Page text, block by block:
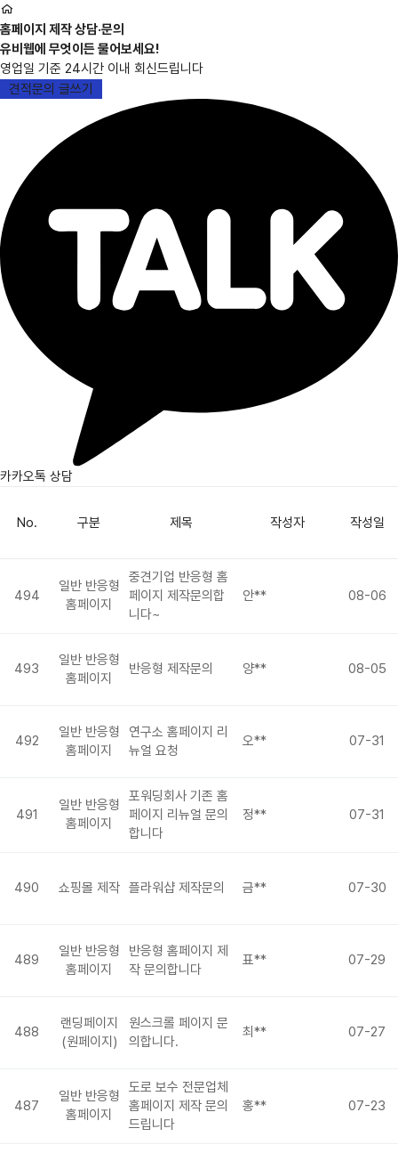
홈페이지 제작 상담·문의
유비웹에 무엇이든 물어보세요!
영업일 기준 24시간 이내 회신드립니다
견적문의 글쓰기
카카오톡 상담
No. 구분 제목 작성자 작성일
494
일반 반응형
홈페이지
중견기업 반응형 홈
페이지 제작문의합
니다~
안** 08-06
493
일반 반응형
홈페이지
반응형 제작문의 양** 08-05
492
일반 반응형
홈페이지
연구소 홈페이지 리
뉴얼 요청
오** 07-31
491
일반 반응형
홈페이지
포워딩회사 기존 홈
페이지 리뉴얼 문의
합니다
정** 07-31
490 쇼핑몰 제작 플라워샵 제작문의 금** 07-30
489
일반 반응형
홈페이지
반응형 홈페이지 제
작 문의합니다
표** 07-29
488
랜딩페이지
(원페이지)
원스크롤 페이지 문
의합니다.
최** 07-27
487
일반 반응형
홈페이지
도로 보수 전문업체
홈페이지 제작 문의
드립니다
홍** 07-23